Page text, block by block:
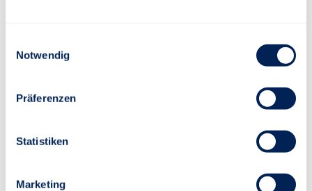
Notwendig
Präferenzen
Statistiken
Marketing
Unternehmen war Mitinitiator und ist Fördermitglied der
Deutschen Makler Akademie (DMA). Es unterstützt den
Jungmakler Award und stellt zum Thema bAV Dozenten für
verschiedene Aus- und Fortbildungen, zum Beispiel bei der
Kaiserslautern.